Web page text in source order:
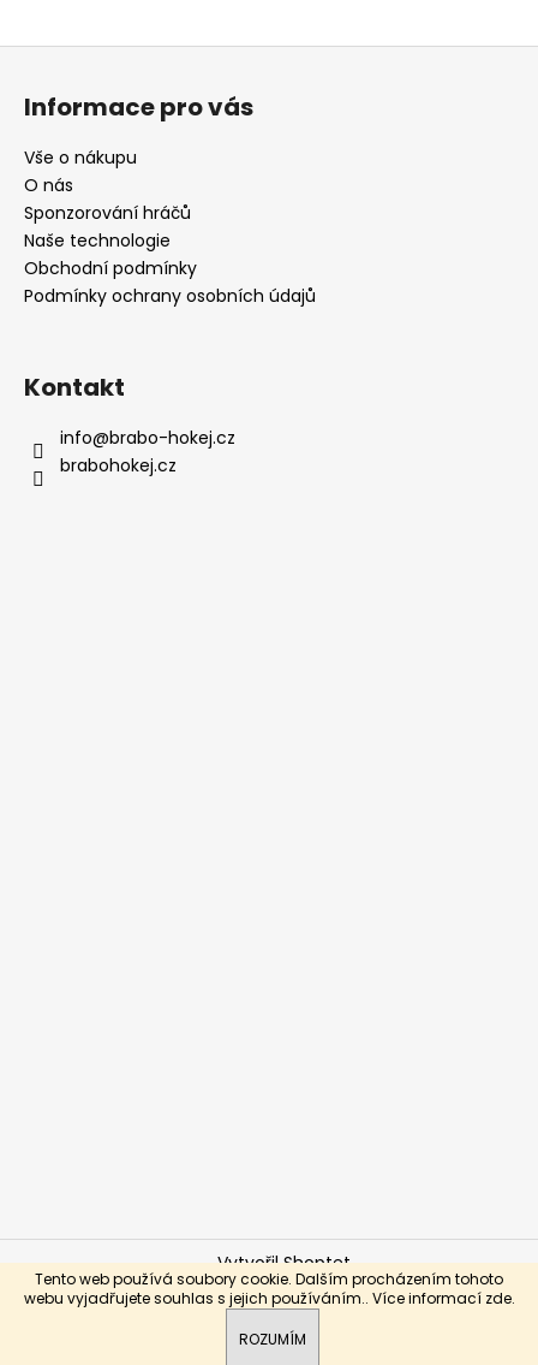
Tento web používá soubory cookie. Dalším procházením tohoto
webu vyjadřujete souhlas s jejich používáním.. Více informací zde.
ROZUMÍM
Informace pro vás
Vše o nákupu
O nás
Sponzorování hráčů
Naše technologie
Obchodní podmínky
Podmínky ochrany osobních údajů
Kontakt
info@brabo-hokej.cz
brabohokej.cz
Vytvořil Shoptet
Copyright 2026Brabo-hokej.cz. Všechna práva